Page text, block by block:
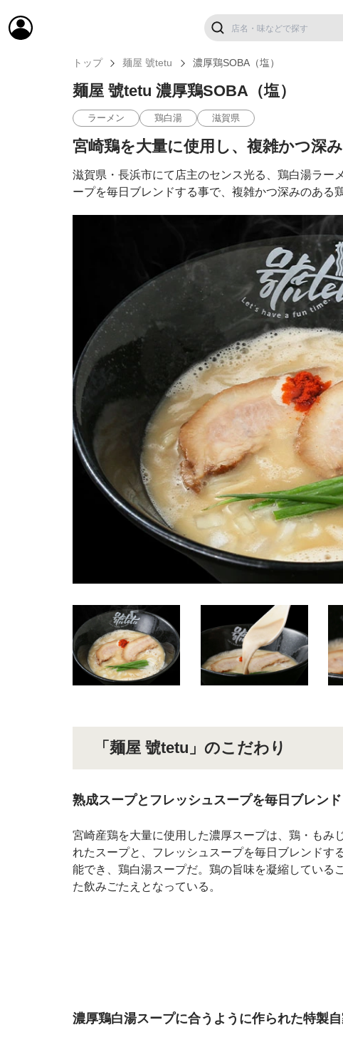
トップ 麺屋 號tetu 濃厚鶏SOBA（塩）
麺屋 號tetu 濃厚鶏SOBA（塩）
ラーメン 鶏白湯 滋賀県
宮崎鶏を大量に使用し、複雑かつ深
滋賀県・長浜市にて店主のセンス光る、鶏白湯ラー
ープを毎日ブレンドする事で、複雑かつ深みのある
「麺屋 號tetu」のこだわり
熟成スープとフレッシュスープを毎日ブレン
宮崎産鶏を大量に使用した濃厚スープは、鶏・もみ
れたスープと、フレッシュスープを毎日ブレンド
能でき、鶏白湯スープだ。鶏の旨味を凝縮している
た飲みごたえとなっている。
濃厚鶏白湯スープに合うように作られた特製